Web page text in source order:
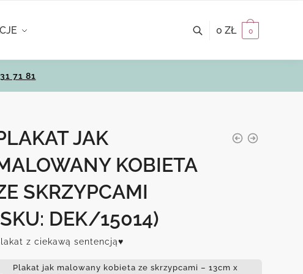
0 ZŁ 0
71 81
JAK
KOBIETA
SKRZYPCAMI
DEK/15014)
z ciekawą sentencją♥
Plakat jak malowany kobieta ze skrzypcami – 13cm x